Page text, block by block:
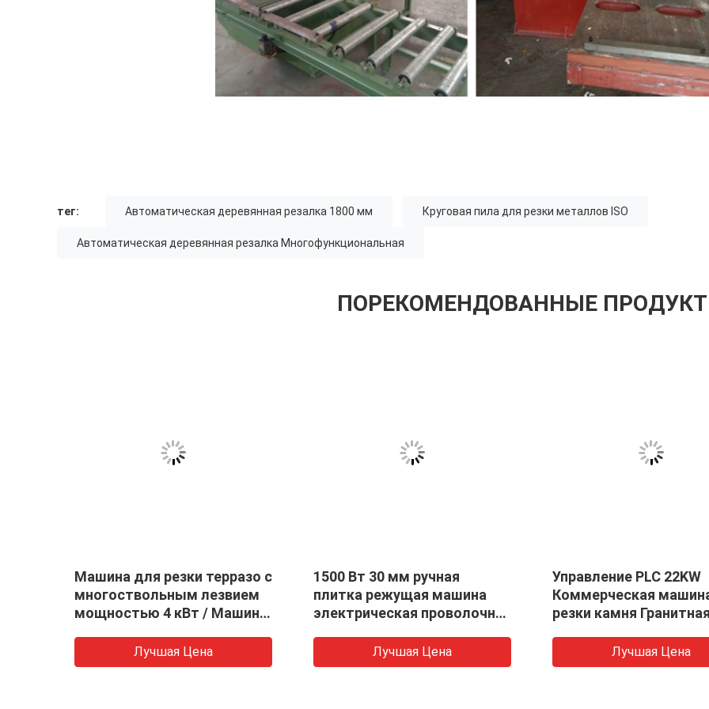
тег: Автоматическая деревянная резалка 1800 мм Круговая пила для резки металлов ISO
Автоматическая деревянная резалка Многофункциональная
ПОРЕКОМЕНДОВАННЫЕ
1500 Вт 30 мм ручная
плитка режущая машина
электрическая проволочная
Лучшая Цена
Управление PLC 22KW
Коммерческая машина для
резки камня Гранитная
Лучшая Цена
Машины для резки камней
многоствольными
лезвиями 50 мм
Лучшая Цена